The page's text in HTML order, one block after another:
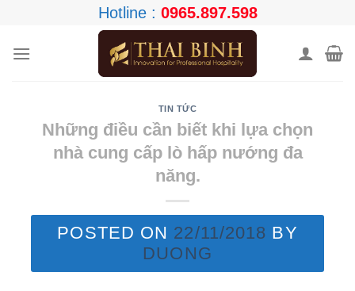
content
Hotline : 0965.897.598
TIN TỨC
Những điều cần biết khi lựa chọn
nhà cung cấp lò hấp nướng đa
năng.
POSTED ON 22/11/2018 BY
DUONG